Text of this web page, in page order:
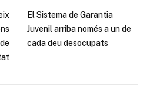
El Sistema de Garantia
Juvenil arriba només a un de
cada deu desocupats